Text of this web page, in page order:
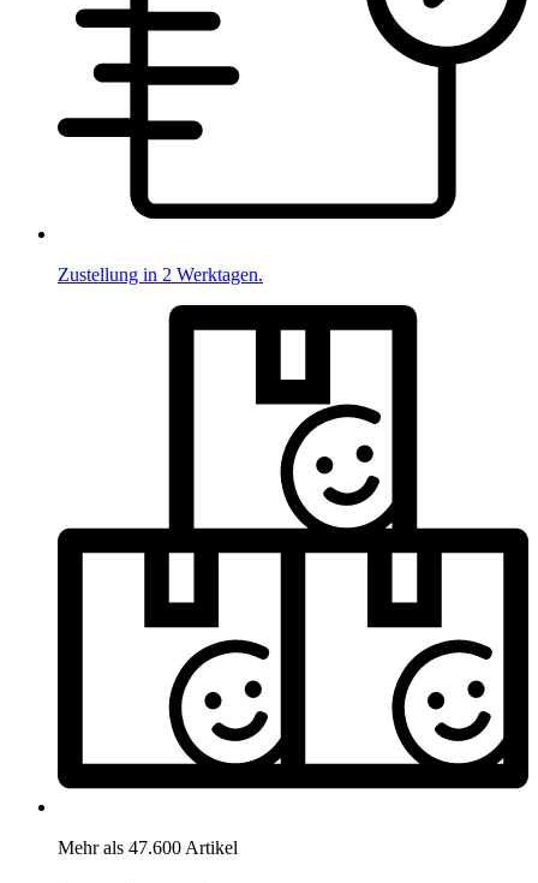
Zustellung in 2 Werktagen.
Mehr als 47.600 Artikel